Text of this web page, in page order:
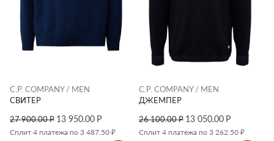
C.P. COMPANY / MEN
СВИТЕР
27 900.00Р 13 950.00 Р
Сплит 4 платежа по 3 487.50 ₽
C.P. COMPANY / MEN
ДЖЕМПЕР
26 100.00Р 13 050.00 Р
Сплит 4 платежа по 3 262.50 ₽